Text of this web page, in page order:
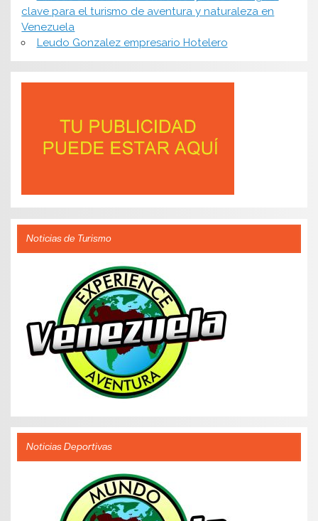
clave para el turismo de aventura y naturaleza en
Venezuela
Leudo Gonzalez empresario Hotelero
Noticias de Turismo
Noticias Deportivas